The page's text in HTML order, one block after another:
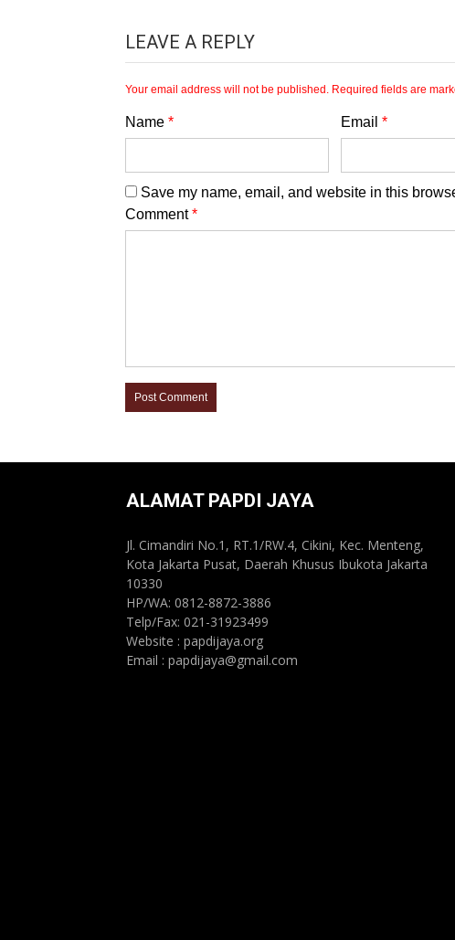
LEAVE A REPLY
Your email address will not be published. Required fields are
Name * Email *
Save my name, email, and website in this
Comment*
ALAMAT PAPDI JAYA
Jl. Cimandiri No.1, RT.1/RW.4, Cikini, Kec. Menteng,
Kota Jakarta Pusat, Daerah Khusus Ibukota Jakarta
10330
HP/WA: 0812-8872-3886
Telp/Fax: 021-31923499
Website : papdijaya.org
Email : papdijaya@gmail.com